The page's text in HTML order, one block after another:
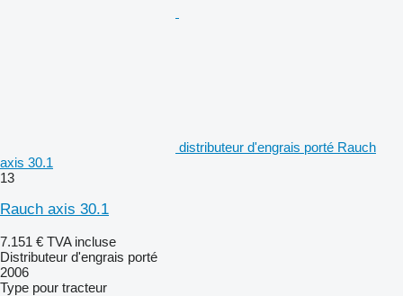
distributeur d'engrais porté Rauch
axis 30.1
13
Rauch axis 30.1
7.151 € TVA incluse
Distributeur d'engrais porté
2006
Type pour tracteur